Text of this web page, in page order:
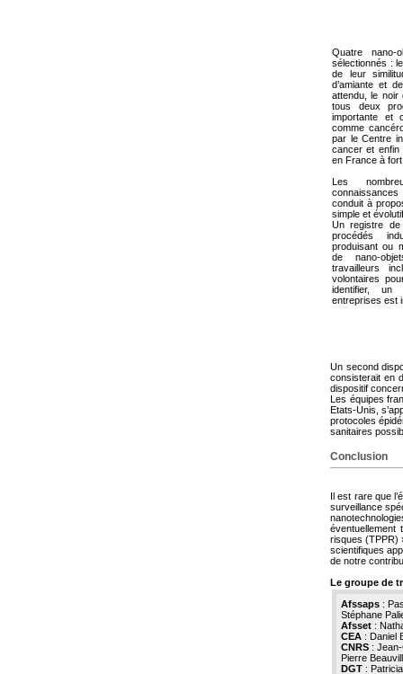
Quatre nano-
sélectionnés :
de leur
d’amiante et
attendu, le noir
tous deux
importante et
comme
par le Centre
cancer et enfin
en France à
Les
conduit à
simple et
Un registre de
procédés
produisant ou
de nano-
travailleurs
volontaires
identifier, un
entreprises est
Un second
consisterait en
dispositif
Les équipes
Etats-Unis,
protocoles
sanitaires
Conclusion
Il est rare que
surveillance
éventuellement
risques (TPPR)
scientifiques
de notre
Le groupe de
Afssaps :
Stéphane
Afsset :
CEA : Daniel
CNRS :
Pierre
DGT :